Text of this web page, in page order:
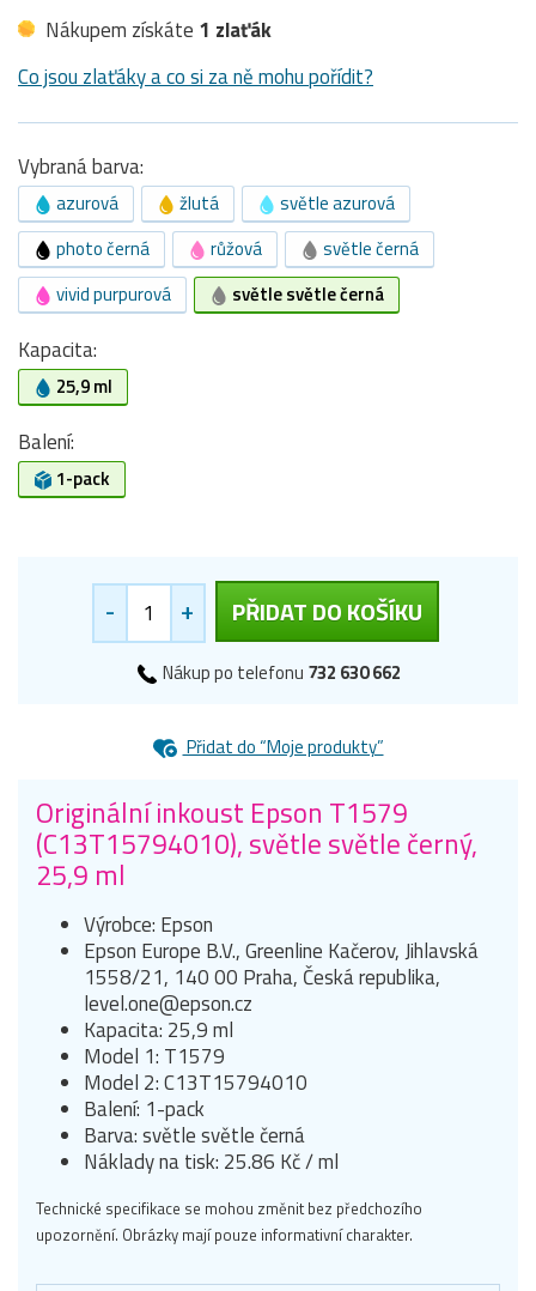
Nákupem získáte 1 zlaťák
Co jsou zlaťáky a co si za ně mohu pořídit?
Vybraná barva:
azurová žlutá
světle azurová
photo černá
růžová
světle černá
vivid purpurová
světle světle černá
Kapacita:
25,9 ml
Balení:
1-pack
- + PŘIDAT DO KOŠÍKU
Nákup po telefonu 732 630 662
Přidat do “Moje produkty”
Originální inkoust Epson T1579
(C13T15794010), světle světle černý,
25,9 ml
Výrobce: Epson
Epson Europe B.V., Greenline Kačerov, Jihlavská
1558/21, 140 00 Praha, Česká republika,
level.one@epson.cz
Kapacita: 25,9 ml
Model 1: T1579
Model 2: C13T15794010
Balení: 1-pack
Barva: světle světle černá
Náklady na tisk: 25.86 Kč / ml
Technické specifikace se mohou změnit bez předchozího
upozornění. Obrázky mají pouze informativní charakter.